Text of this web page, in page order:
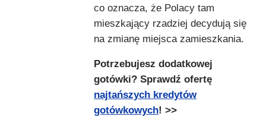
co oznacza, że Polacy tam
mieszkający rzadziej decydują się
na zmianę miejsca zamieszkania.
Potrzebujesz dodatkowej
gotówki? Sprawdź ofertę
najtańszych kredytów
gotówkowych! >>